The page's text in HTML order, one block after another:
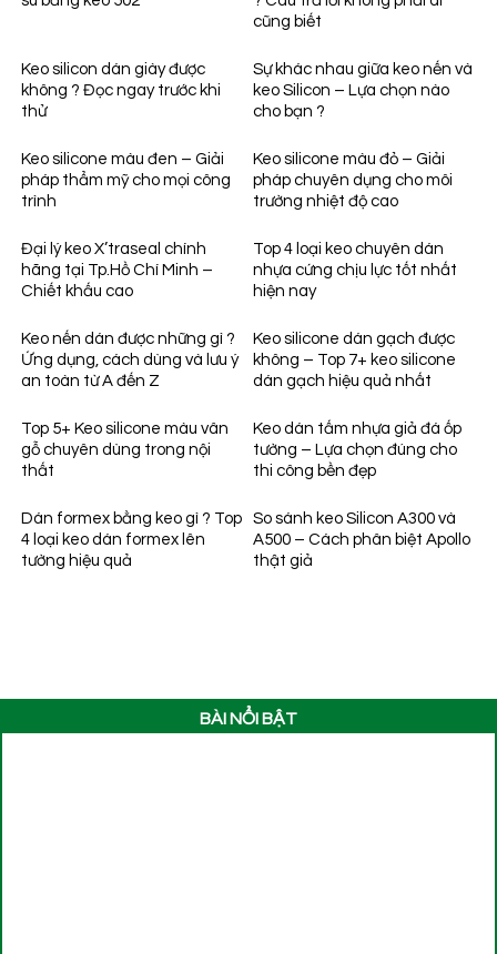
cũng biết
Keo silicon dán giày được
không ? Đọc ngay trước khi
thử
Sự khác nhau giữa keo nến và
keo Silicon – Lựa chọn nào
cho bạn ?
Keo silicone màu đen – Giải
pháp thẩm mỹ cho mọi công
trình
Keo silicone màu đỏ – Giải
pháp chuyên dụng cho môi
trường nhiệt độ cao
Đại lý keo X’traseal chính
hãng tại Tp.Hồ Chí Minh –
Chiết khấu cao
Top 4 loại keo chuyên dán
nhựa cứng chịu lực tốt nhất
hiện nay
Keo nến dán được những gì ?
Ứng dụng, cách dùng và lưu ý
an toàn từ A đến Z
Keo silicone dán gạch được
không – Top 7+ keo silicone
dán gạch hiệu quả nhất
Top 5+ Keo silicone màu vân
gỗ chuyên dùng trong nội
thất
Keo dán tấm nhựa giả đá ốp
tường – Lựa chọn đúng cho
thi công bền đẹp
Dán formex bằng keo gì ? Top
4 loại keo dán formex lên
tường hiệu quả
So sánh keo Silicon A300 và
A500 – Cách phân biệt Apollo
thật giả
BÀI NỔI BẬT